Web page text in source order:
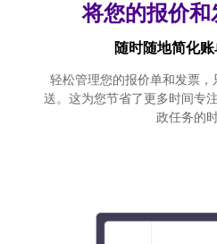
将您的报价
随时随地简化
轻松管理您的报价单和发票
送。这为您节省了更多时间专
政任务的时